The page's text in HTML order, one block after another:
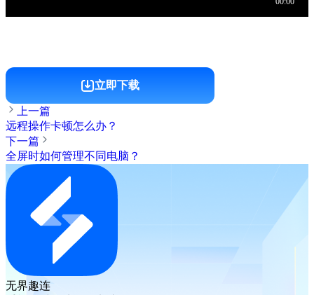
立即下载
上一篇
远程操作卡顿怎么办？
下一篇
全屏时如何管理不同电脑？
无界趣连